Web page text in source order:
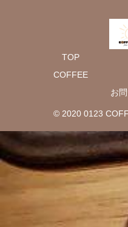
TOP
COFFEE
お
© 2020 0123